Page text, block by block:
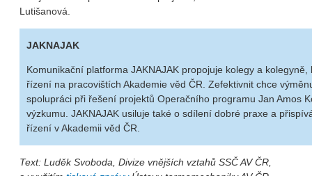
Lutišanová.
JAKNAJAK
Komunikační platforma JAKNAJAK propojuje kolegy a
řízení na pracovištích Akademie věd ČR. Zefektivnit chce
spolupráci při řešení projektů Operačního programu Jan Amos
výzkumu. JAKNAJAK usiluje také o sdílení dobré praxe a
řízení v Akademii věd ČR.
Text: Luděk Svoboda, Divize vnějších vztahů SSČ AV ČR,